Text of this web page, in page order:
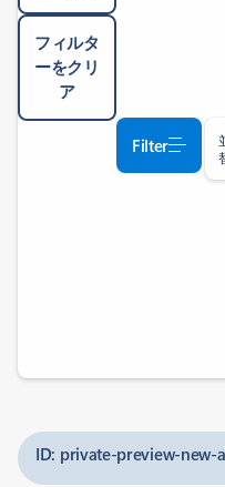
フィルタ
ーをクリ
ア
Filter
ID: private-preview-new-